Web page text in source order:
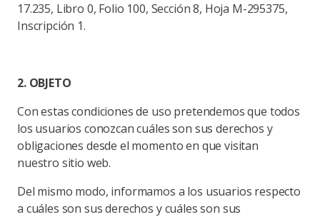
17.235, Libro 0, Folio 100, Sección 8, Hoja M-295375,
Inscripción 1.
2. OBJETO
Con estas condiciones de uso pretendemos que todos
los usuarios conozcan cuáles son sus derechos y
obligaciones desde el momento en que visitan
nuestro sitio web.
Del mismo modo, informamos a los usuarios respecto
a cuáles son sus derechos y cuáles son sus